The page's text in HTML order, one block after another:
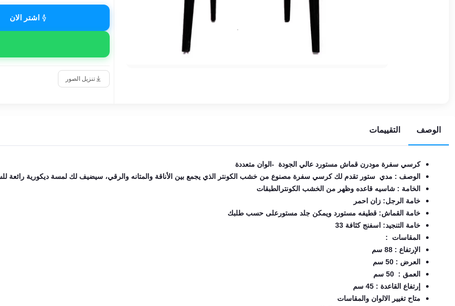
EN
تسجيل
الدخول
اشترك
الآن
اشتر الان
تنزيل الصور
الوصف التقييمات
كرسي سفرة مودرن قماش مستورد عالي الجودة -الوان متعددة
الوصف : مدي ستور تقدم لك كرسي سفرة مصنوع من خشب الكونتر الذي يجمع بين الأناقة والمتانه والرقي، سيضيف لك لمسة ديكورية رائعة
الخامة : شاسيه قاعده وظهر من الخشب الكونترالطبقات
خامة الرجل: زان احمر
خامة القماش: قطيفه مستورد ويمكن جلد مستورعلى حسب طلبك
خامة التنجيد: اسفنج كثافة 33
المقاسات :
الإرتفاع : 88 سم
العرض : 50 سم
العمق : 50 سم
إرتفاع القاعدة : 45 سم
متاح تغيير الالوان والمقاسات